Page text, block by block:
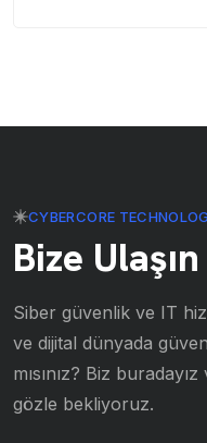
CYBERCORE
Bize Ulaşın
Siber güvenlik ve IT
ve dijital dünyada
mısınız? Biz
gözle bekliyoruz.